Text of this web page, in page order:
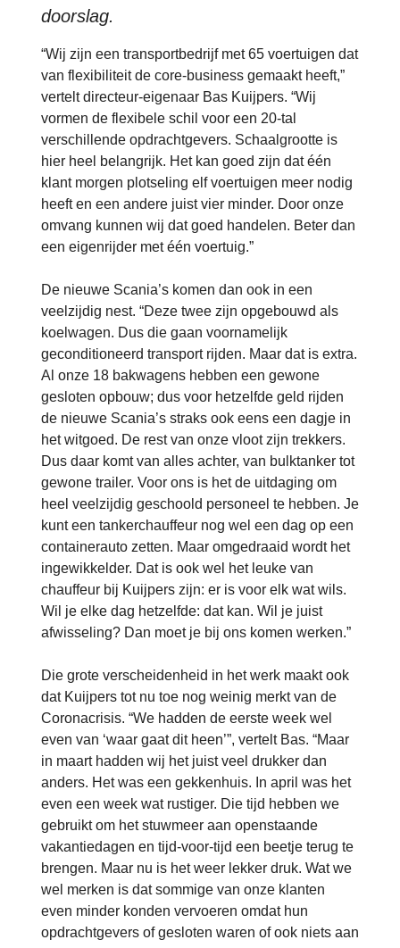
doorslag.
“Wij zijn een transportbedrijf met 65 voertuigen dat
van flexibiliteit de core-business gemaakt heeft,”
vertelt directeur-eigenaar Bas Kuijpers. “Wij
vormen de flexibele schil voor een 20-tal
verschillende opdrachtgevers. Schaalgrootte is
hier heel belangrijk. Het kan goed zijn dat één
klant morgen plotseling elf voertuigen meer nodig
heeft en een andere juist vier minder. Door onze
omvang kunnen wij dat goed handelen. Beter dan
een eigenrijder met één voertuig.”
De nieuwe Scania’s komen dan ook in een
veelzijdig nest. “Deze twee zijn opgebouwd als
koelwagen. Dus die gaan voornamelijk
geconditioneerd transport rijden. Maar dat is extra.
Al onze 18 bakwagens hebben een gewone
gesloten opbouw; dus voor hetzelfde geld rijden
de nieuwe Scania’s straks ook eens een dagje in
het witgoed. De rest van onze vloot zijn trekkers.
Dus daar komt van alles achter, van bulktanker tot
gewone trailer. Voor ons is het de uitdaging om
heel veelzijdig geschoold personeel te hebben. Je
kunt een tankerchauffeur nog wel een dag op een
containerauto zetten. Maar omgedraaid wordt het
ingewikkelder. Dat is ook wel het leuke van
chauffeur bij Kuijpers zijn: er is voor elk wat wils.
Wil je elke dag hetzelfde: dat kan. Wil je juist
afwisseling? Dan moet je bij ons komen werken.”
Die grote verscheidenheid in het werk maakt ook
dat Kuijpers tot nu toe nog weinig merkt van de
Coronacrisis. “We hadden de eerste week wel
even van ‘waar gaat dit heen’”, vertelt Bas. “Maar
in maart hadden wij het juist veel drukker dan
anders. Het was een gekkenhuis. In april was het
even een week wat rustiger. Die tijd hebben we
gebruikt om het stuwmeer aan openstaande
vakantiedagen en tijd-voor-tijd een beetje terug te
brengen. Maar nu is het weer lekker druk. Wat we
wel merken is dat sommige van onze klanten
even minder konden vervoeren omdat hun
opdrachtgevers of gesloten waren of ook niets aan